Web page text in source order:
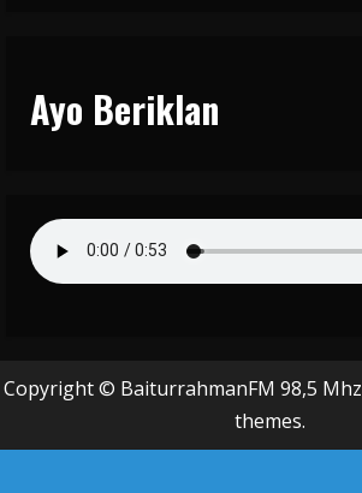
Ayo Beriklan
Copyright © BaiturrahmanFM 98,5 Mhz
themes.